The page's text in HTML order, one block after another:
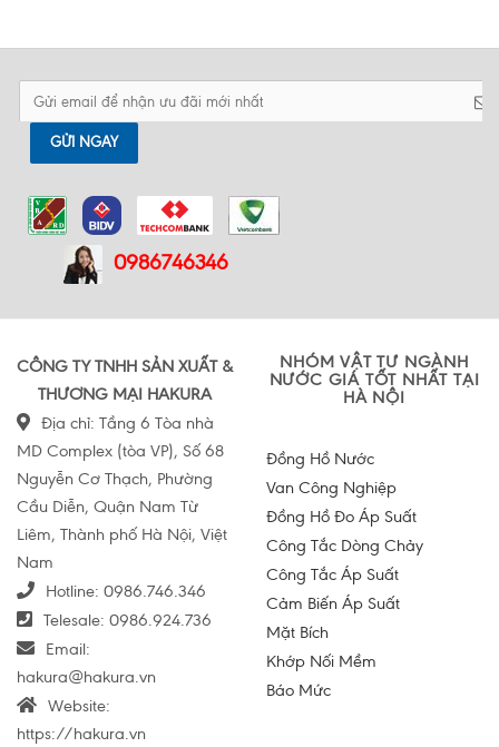
GỬI NGAY
0986746346
CÔNG TY TNHH SẢN XUẤT &
THƯƠNG MẠI HAKURA
Địa chỉ: Tầng 6 Tòa nhà
MD Complex (tòa VP), Số 68
Nguyễn Cơ Thạch, Phường
Cầu Diễn, Quận Nam Từ
Liêm, Thành phố Hà Nội, Việt
Nam
Hotline: 0986.746.346
Telesale: 0986.924.736
Email:
hakura@hakura.vn
Website:
https://hakura.vn
NHÓM VẬT TƯ NGÀNH
NƯỚC GIÁ TỐT NHẤT TẠI
HÀ NỘI
Đồng Hồ Nước
Van Công Nghiệp
Đồng Hồ Đo Áp Suất
Công Tắc Dòng Chảy
Công Tắc Áp Suất
Cảm Biến Áp Suất
Mặt Bích
Khớp Nối Mềm
Báo Mức